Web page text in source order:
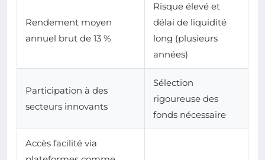
Rendement moyen
annuel brut de 13 %
Risque élevé et
délai de liquidité
long (plusieurs
années)
Participation à des
secteurs innovants
Sélection
rigoureuse des
fonds nécessaire
Accès facilité via